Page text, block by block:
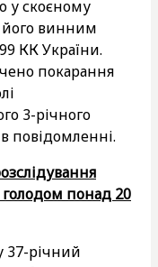
у скоєному
його винним
КК України.
покарання
3-річного
повідомленні.
понад 20
37-річний